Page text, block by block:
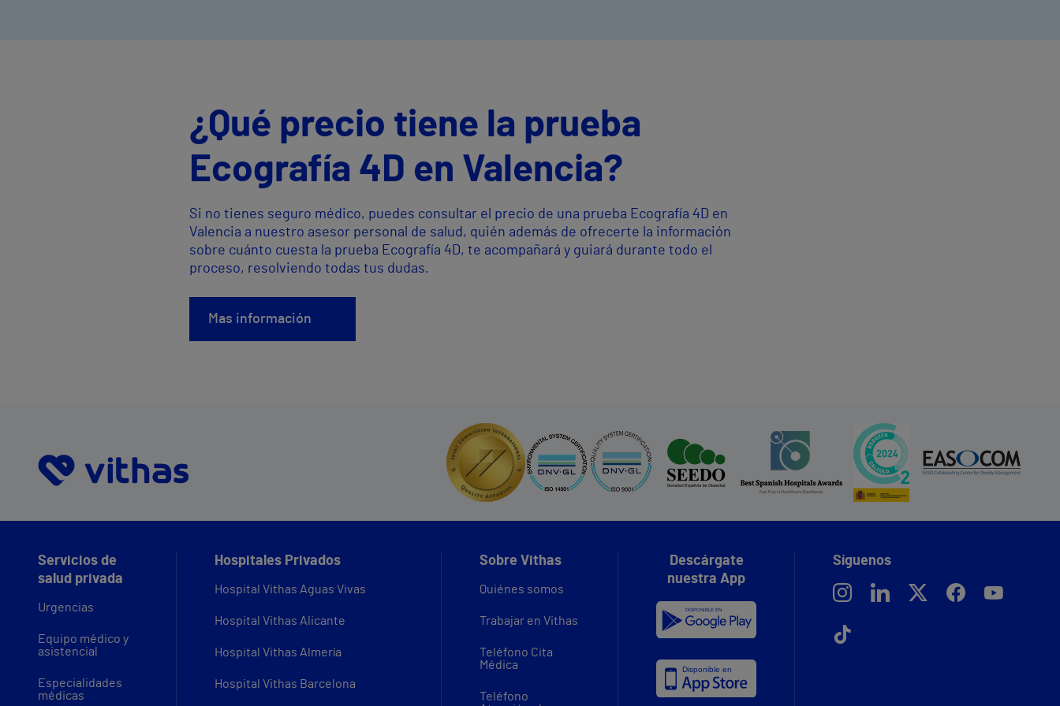
¿Qué precio tiene la prueba
Ecografía 4D en Valencia?
Si no tienes seguro médico, puedes consultar el precio de una prueba Ecografía 4D en
Valencia a nuestro asesor personal de salud, quién además de ofrecerte la información
sobre cuánto cuesta la prueba Ecografía 4D, te acompañará y guiará durante todo el
proceso, resolviendo todas tus dudas.
Mas información
Servicios de
salud privada
Urgencias
Equipo médico y
asistencial
Especialidades
médicas
Hospitales Privados
Hospital Vithas Aguas Vivas
Hospital Vithas Alicante
Hospital Vithas Almería
Hospital Vithas Barcelona
Sobre Vithas
Quiénes somos
Trabajar en Vithas
Teléfono Cita
Médica
Teléfono
Descárgate
nuestra App
Síguenos